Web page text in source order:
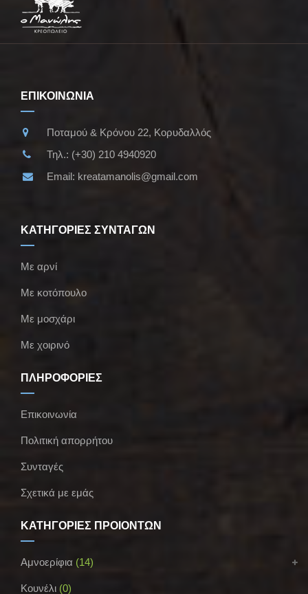
ΕΠΙΚΟΙΝΩΝΙΑ
Ποταμού & Κρόνου 22, Κορυδαλλός
Τηλ.: (+30) 210 4940920
Email: kreatamanolis@gmail.com
ΚΑΤΗΓΟΡΙΕΣ ΣΥΝΤΑΓΩΝ
Με αρνί
Με κοτόπουλο
Με μοσχάρι
Με χοιρινό
ΠΛΗΡΟΦΟΡΙΕΣ
Επικοινωνία
Πολιτική απορρήτου
Συνταγές
Σχετικά με εμάς
ΚΑΤΗΓΟΡΙΕΣ ΠΡΟΪΟΝΤΩΝ
Αμνοερίφια (14)
Κουνέλι (0)